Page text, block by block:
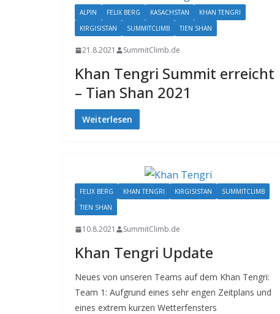
ALPIN FELIX BERG KASACHSTAN
KHAN TENGRI
KIRGISISTAN
SUMMITCLIMB TIEN SHAN
21.8.2021 SummitClimb.de
Khan Tengri Summit erreicht
– Tian Shan 2021
Weiterlesen
FELIX BERG KHAN TENGRI KIRGISISTAN
SUMMITCLIMB
TIEN SHAN
10.8.2021 SummitClimb.de
Khan Tengri Update
Neues von unseren Teams auf dem Khan Tengri:
Team 1: Aufgrund eines sehr engen Zeitplans und
eines extrem kurzen Wetterfensters